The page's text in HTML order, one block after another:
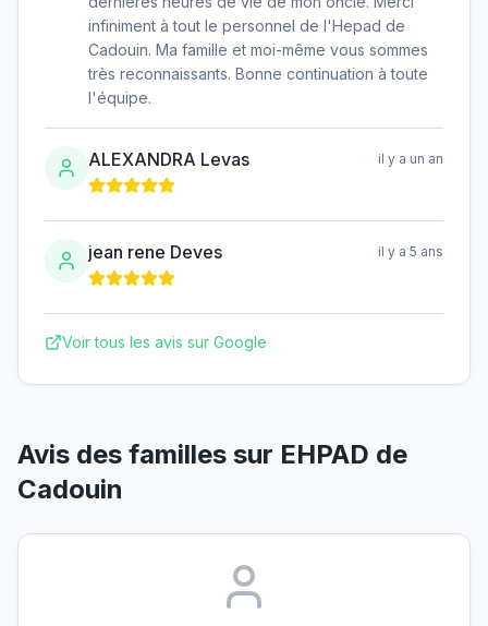
infiniment à tout le personnel de l'Hepad de
Cadouin. Ma famille et moi-même vous sommes
très reconnaissants. Bonne continuation à toute
l'équipe.
ALEXANDRA Levas il y a un an
jean rene Deves il y a 5 ans
Voir tous les avis sur Google
Avis des familles sur EHPAD de
Cadouin